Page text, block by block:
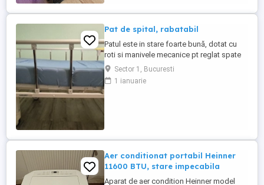
Kingston Fury Beast ...
Pat de spital, rabatabil
Patul este in stare foarte bună, dotat cu
roti si manivele mecanice pt reglat spate
si picioare. Saltea speciala inclusă.
Suport de perfuzii si suport de luat masa
incluse. Oferim cadou un bax de scutece
Sector 1, Bucuresti
1 ianuarie
Aer conditionat portabil Heinner
11600 BTU, stare impecabila
Aparat de aer condition Heinner model